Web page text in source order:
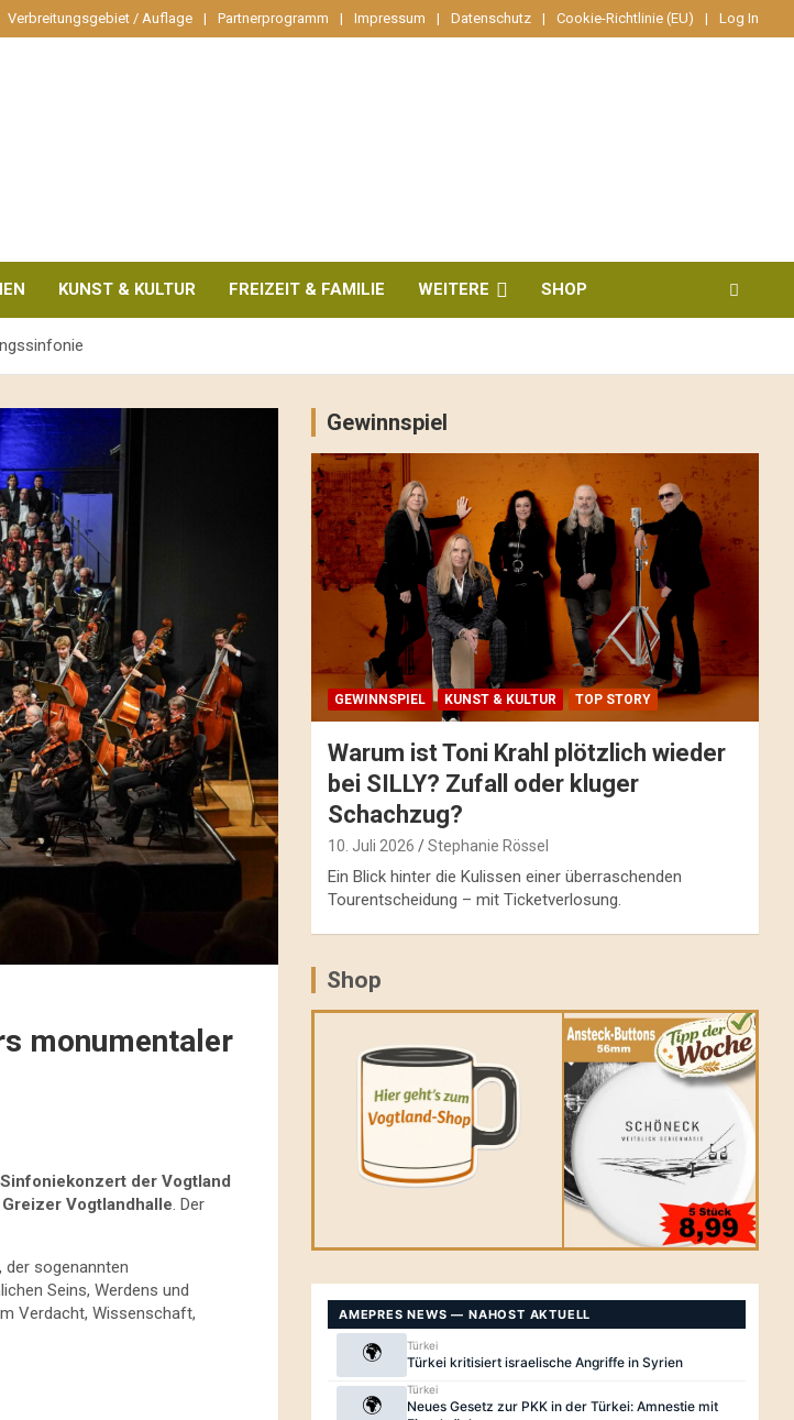
Verbreitungsgebiet / Auflage Partnerprogramm Impressum Datenschutz Cookie-Richtlinie (EU) Log In
KUNST & KULTUR FREIZEIT & FAMILIE WEITERE SHOP
monumentaler
der Vogtland
Greizer Vogtlandhalle . Der
, der sogenannten
Seins, Werdens und
Verdacht, Wissenschaft,
Gewinnspiel
GEWINNSPIEL KUNST & KULTUR TOP STORY
Warum ist Toni Krahl plötzlich wieder
bei SILLY? Zufall oder kluger
Schachzug?
10. Juli 2026 Stephanie Rössel
Ein Blick hinter die Kulissen einer überraschenden
Tourentscheidung – mit Ticketverlosung.
Shop